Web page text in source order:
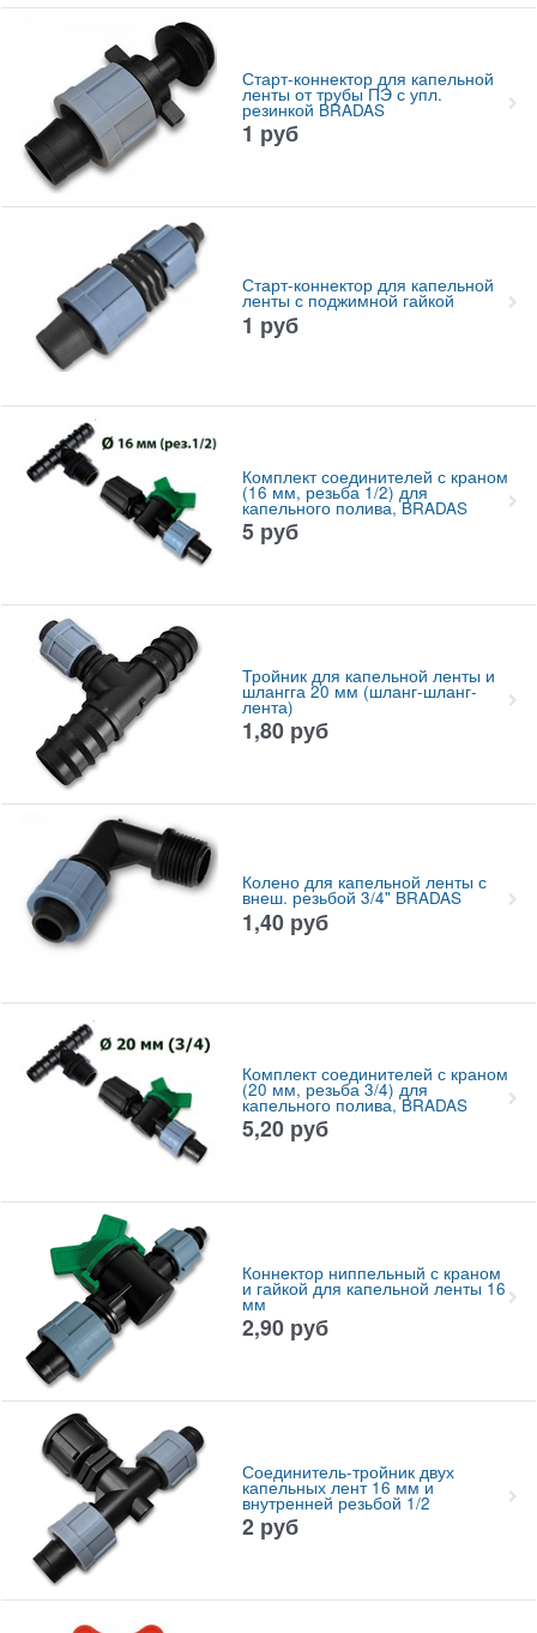
Старт-коннектор для капельной
ленты от трубы ПЭ с упл.
резинкой BRADAS
1 руб
Старт-коннектор для капельной
ленты с поджимной гайкой
1 руб
Комплект соединителей с краном
(16 мм, резьба 1/2) для
капельного полива, BRADAS
5 руб
Тройник для капельной ленты и
шлангга 20 мм (шланг-шланг-
лента)
1,80 руб
Колено для капельной ленты с
внеш. резьбой 3/4" BRADAS
1,40 руб
Комплект соединителей с краном
(20 мм, резьба 3/4) для
капельного полива, BRADAS
5,20 руб
Коннектор ниппельный с краном
и гайкой для капельной ленты 16
мм
2,90 руб
Соединитель-тройник двух
капельных лент 16 мм и
внутренней резьбой 1/2
2 руб